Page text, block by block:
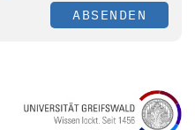
ABSENDEN